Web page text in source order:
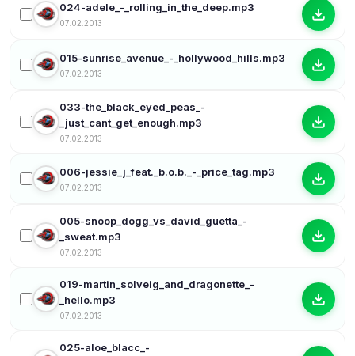
024-adele_-_rolling_in_the_deep.mp3
07.02.2013
015-sunrise_avenue_-_hollywood_hills.mp3
07.02.2013
033-the_black_eyed_peas_-
_just_cant_get_enough.mp3
07.02.2013
006-jessie_j_feat._b.o.b._-_price_tag.mp3
07.02.2013
005-snoop_dogg_vs_david_guetta_-
_sweat.mp3
07.02.2013
019-martin_solveig_and_dragonette_-
_hello.mp3
07.02.2013
025-aloe_blacc_-